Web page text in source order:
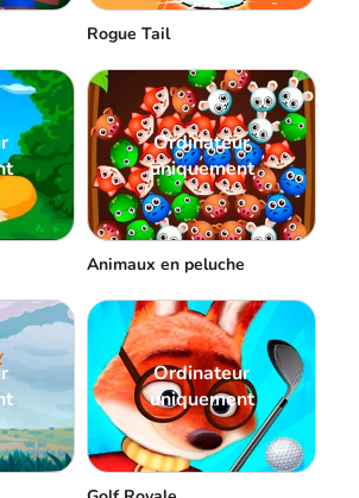
Rogue Tail
Ordinateur
uniquement
Animaux en peluche
Ordinateur
uniquement